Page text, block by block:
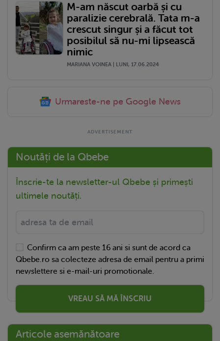
M-am născut oarbă și cu
paralizie cerebrală. Tata m-a
crescut singur și a făcut tot
posibilul să nu-mi lipsească
nimic
MARIANA VOINEA | LUNI, 17.06.2024
Urmareste-ne pe Google News
Noutăți de la Qbebe
Înscrie-te la newsletter-ul Qbebe și primești
ultimele noutăți.
Confirm ca am peste 16 ani si sunt de acord ca
Qbebe.ro sa colecteze adresa de email pentru a primi
newslettere si e-mail-uri promotionale.
VREAU SĂ MĂ ÎNSCRIU
Articole asemănătoare